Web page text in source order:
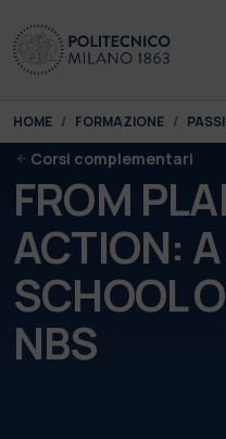
You are here:
HOME FORMAZIONE
Corsi complementari
FROM
ACTION:
SCHOOL
NBS